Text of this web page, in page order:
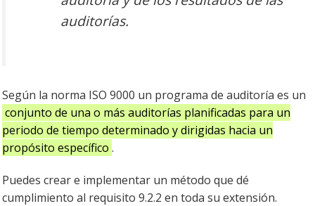
auditorías.
Según la norma ISO 9000 un programa de auditoría es un
conjunto de una o más auditorías planificadas para un
periodo de tiempo determinado y dirigidas hacia un
propósito específico .
Puedes crear e implementar un método que dé
cumplimiento al requisito 9.2.2 en toda su extensión.